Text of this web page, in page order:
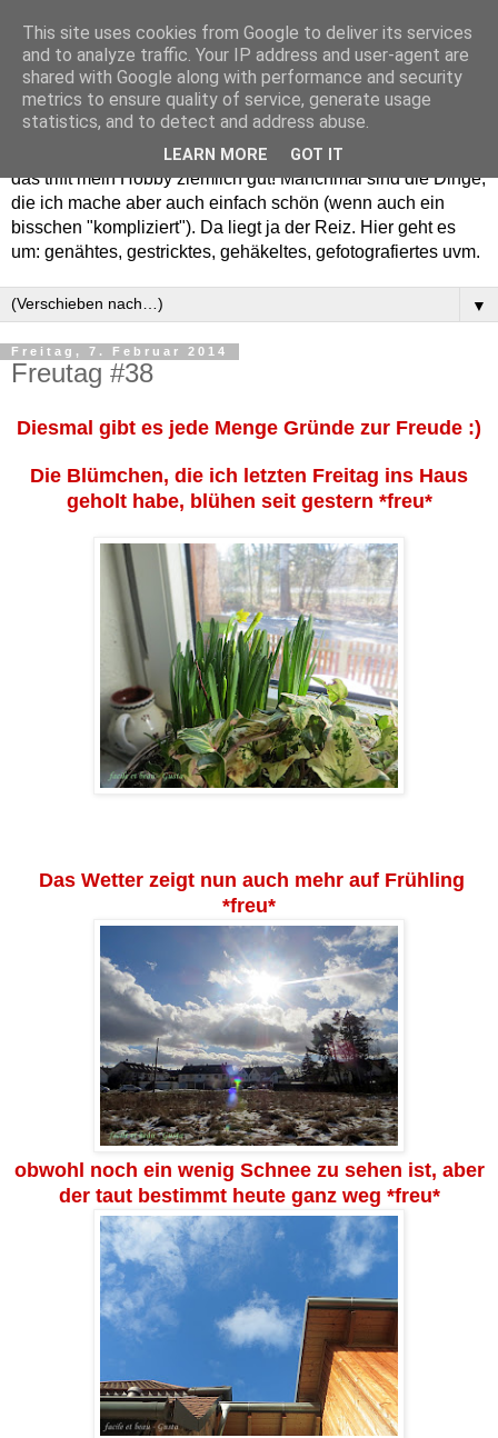
Willkommen in meinem "Wohnzimmer". Einfach und schön -
das trifft mein Hobby ziemlich gut! Manchmal sind die Dinge,
die ich mache aber auch einfach schön (wenn auch ein
bisschen "kompliziert"). Da liegt ja der Reiz. Hier geht es
um: genähtes, gestricktes, gehäkeltes, gefotografiertes uvm.
▼
Freitag, 7. Februar 2014
Freutag #38
Diesmal gibt es jede Menge Gründe zur Freude :)
Die Blümchen, die ich letzten Freitag ins Haus
geholt habe, blühen seit gestern *freu*
Das Wetter zeigt nun auch mehr auf Frühling
*freu*
obwohl noch ein wenig Schnee zu sehen ist, aber
der taut bestimmt heute ganz weg *freu*
This site uses cookies from Google to deliver its services
and to analyze traffic. Your IP address and user-agent are
shared with Google along with performance and security
metrics to ensure quality of service, generate usage
statistics, and to detect and address abuse.
LEARN MORE GOT IT